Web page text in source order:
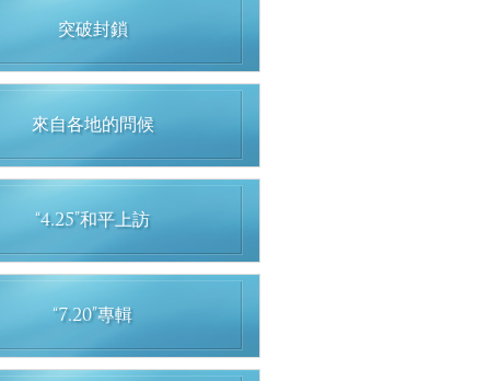
突破封鎖
來自各地的問候
“4.25”和平上訪
“7.20”專輯